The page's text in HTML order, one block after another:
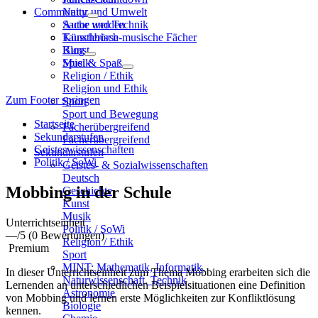
Natur und Umwelt
Sache und Technik
Künstlerisch-musische Fächer
Kunst
Musik
Religion / Ethik
Religion und Ethik
Sport
Sport und Bewegung
Fächerübergreifend
Fächerübergreifend
Sekundarstufen
Geistes- & Sozialwissenschaften
Deutsch
Geschichte
Kunst
Musik
Politik / SoWi
Religion / Ethik
Sport
MINT: Mathematik, Informatik,
Naturwissenschaft, Technik
Astronomie
Biologie
Community
Autor werden
Tauschbörse
Blog
Spiel & Spaß
Zum Footer springen
Startseite
Sekundarstufen
Geisteswissenschaften
Politik / SoWi
Mobbing in der Schule
Unterrichtseinheit
—/5 (0 Bewertungen)
Premium
In dieser Unterrichtseinheit zum Thema Mobbing erarbeiten sich die
Lernenden an unterschiedlichen Beispielsituationen eine Definition
von Mobbing und lernen erste Möglichkeiten zur Konfliktlösung
kennen.